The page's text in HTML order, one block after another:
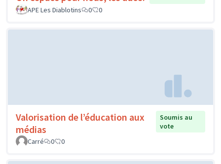
APE Les Diablotins
0 0
Valorisation de l’éducation aux
médias
Soumis au
vote
Carré
0 0